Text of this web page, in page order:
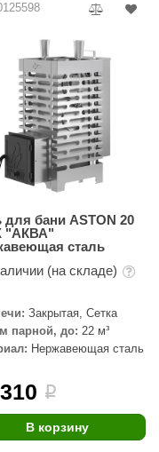
для бани ASTON 20
"АКВА"
сталь
(на складе)
Закрытая, Сетка
парной, до: 22 м³
Нержавеющая сталь
i
В корзину